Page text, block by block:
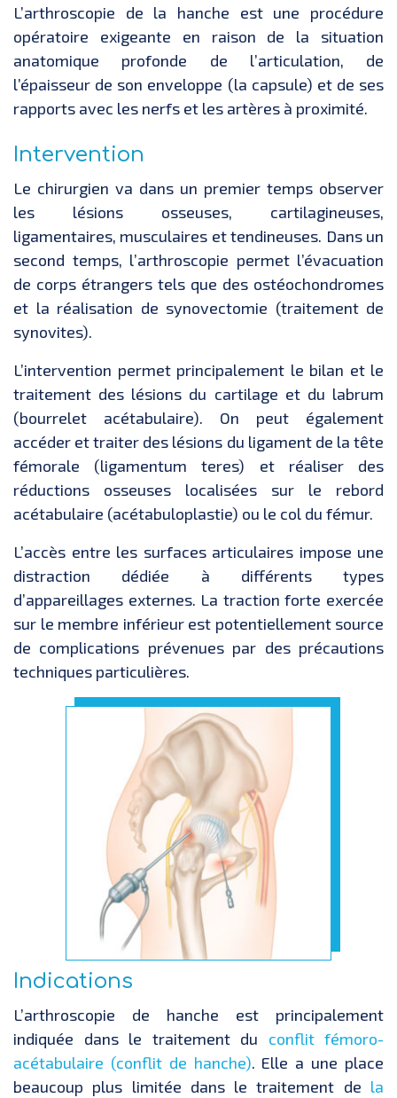
L’arthroscopie de la hanche est une procédure
opératoire exigeante en raison de la situation
anatomique profonde de l’articulation, de
l’épaisseur de son enveloppe (la capsule) et de ses
rapports avec les nerfs et les artères à proximité.
Intervention
Le chirurgien va dans un premier temps observer
les lésions osseuses, cartilagineuses,
ligamentaires, musculaires et tendineuses. Dans un
second temps, l’arthroscopie permet l’évacuation
de corps étrangers tels que des ostéochondromes
et la réalisation de synovectomie (traitement de
synovites).
L’intervention permet principalement le bilan et le
traitement des lésions du cartilage et du labrum
(bourrelet acétabulaire). On peut également
accéder et traiter des lésions du ligament de la tête
fémorale (ligamentum teres) et réaliser des
réductions osseuses localisées sur le rebord
acétabulaire (acétabuloplastie) ou le col du fémur.
L’accès entre les surfaces articulaires impose une
distraction dédiée à différents types
d’appareillages externes. La traction forte exercée
sur le membre inférieur est potentiellement source
de complications prévenues par des précautions
techniques particulières.
Indications
L’arthroscopie de hanche est principalement
indiquée dans le traitement du conflit fémoro-
acétabulaire (conflit de hanche). Elle a une place
beaucoup plus limitée dans le traitement de la